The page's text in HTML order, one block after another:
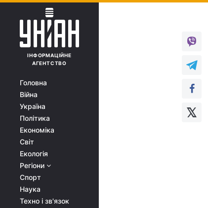
ІНФОРМАЦІЙНЕ
АГЕНТСТВО
Головна
Війна
Україна
Політика
Економіка
Світ
Екологія
Регіони
Спорт
Наука
Техно і зв'язок